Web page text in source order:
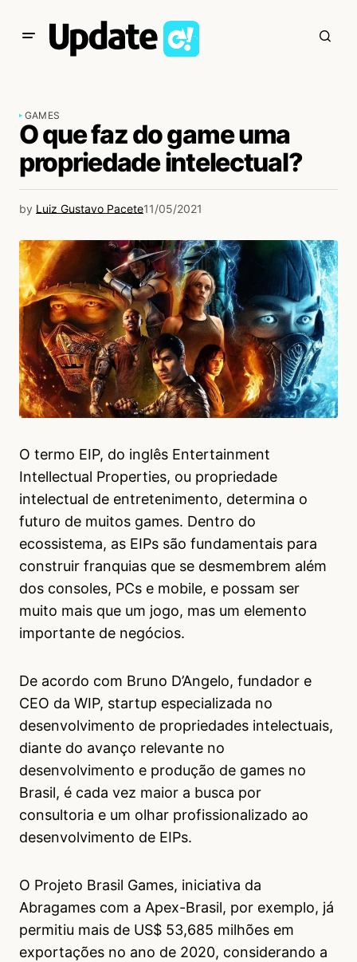
GAMES
O que faz do game uma
propriedade intelectual?
by Luiz Gustavo Pacete11/05/2021
O termo EIP, do inglês Entertainment
Intellectual Properties, ou propriedade
intelectual de entretenimento, determina o
futuro de muitos games. Dentro do
ecossistema, as EIPs são fundamentais para
construir franquias que se desmembrem além
dos consoles, PCs e mobile, e possam ser
muito mais que um jogo, mas um elemento
importante de negócios.
De acordo com Bruno D’Angelo, fundador e
CEO da WIP, startup especializada no
desenvolvimento de propriedades intelectuais,
diante do avanço relevante no
desenvolvimento e produção de games no
Brasil, é cada vez maior a busca por
consultoria e um olhar profissionalizado ao
desenvolvimento de EIPs.
O Projeto Brasil Games, iniciativa da
Abragames com a Apex-Brasil, por exemplo, já
permitiu mais de US$ 53,685 milhões em
exportações no ano de 2020, considerando a